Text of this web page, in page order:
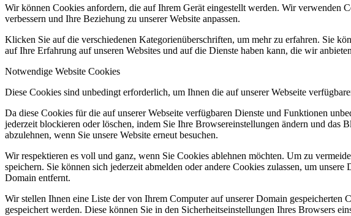
Wir können Cookies anfordern, die auf Ihrem Gerät eingestellt werden. Wir verwenden
verbessern und Ihre Beziehung zu unserer Website anpassen.
Klicken Sie auf die verschiedenen Kategorienüberschriften, um mehr zu erfahren. Sie
auf Ihre Erfahrung auf unseren Websites und auf die Dienste haben kann, die wir
Notwendige Website Cookies
Diese Cookies sind unbedingt erforderlich, um Ihnen die auf unserer Webseite
Da diese Cookies für die auf unserer Webseite verfügbaren Dienste und Funktionen
jederzeit blockieren oder löschen, indem Sie Ihre Browsereinstellungen ändern und
abzulehnen, wenn Sie unsere Website erneut besuchen.
Wir respektieren es voll und ganz, wenn Sie Cookies ablehnen möchten. Um zu
speichern. Sie können sich jederzeit abmelden oder andere Cookies zulassen, um
Domain entfernt.
Wir stellen Ihnen eine Liste der von Ihrem Computer auf unserer Domain
gespeichert werden. Diese können Sie in den Sicherheitseinstellungen Ihres Browsers